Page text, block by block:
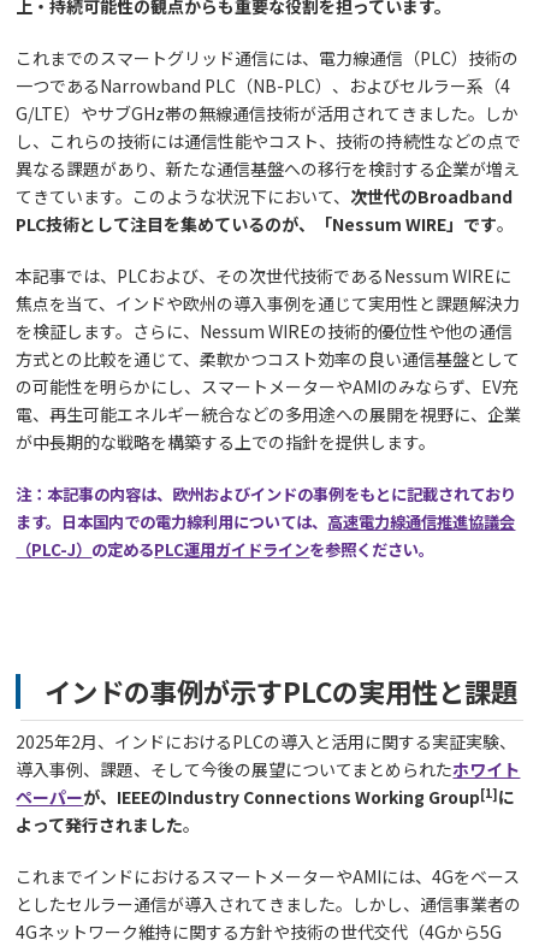
上・持続可能性の観点からも重要な役割を担っています。
これまでのスマートグリッド通信には、電力線通信（PLC）技術の
一つであるNarrowband PLC（NB-PLC）、およびセルラー系（4
G/LTE）やサブGHz帯の無線通信技術が活用されてきました。しか
し、これらの技術には通信性能やコスト、技術の持続性などの点で
異なる課題があり、新たな通信基盤への移行を検討する企業が増え
てきています。このような状況下において、 次世代のBroadband
PLC技術として注目を集めているのが、「Nessum WIRE」です。
本記事では、PLCおよび、その次世代技術であるNessum WIREに
焦点を当て、インドや欧州の導入事例を通じて実用性と課題解決力
を検証します。さらに、Nessum WIREの技術的優位性や他の通信
方式との比較を通じて、柔軟かつコスト効率の良い通信基盤として
の可能性を明らかにし、スマートメーターやAMIのみならず、EV充
電、再生可能エネルギー統合などの多用途への展開を視野に、企業
が中長期的な戦略を構築する上での指針を提供します。
注：本記事の内容は、欧州およびインドの事例をもとに記載されており
ます。日本国内での電力線利用については、高速電力線通信推進協議会
（PLC-J） の定めるPLC運用ガイドラインを参照ください。
インドの事例が示すPLCの実用性と課題
2025年2月、インドにおけるPLCの導入と活用に関する実証実験、
導入事例、課題、そして今後の展望についてまとめられたホワイト
ペーパーが、IEEEのIndustry Connections Working Group[1]に
よって発行されました。
これまでインドにおけるスマートメーターやAMIには、4Gをベース
としたセルラー通信が導入されてきました。しかし、通信事業者の
4Gネットワーク維持に関する方針や技術の世代交代（4Gから5G